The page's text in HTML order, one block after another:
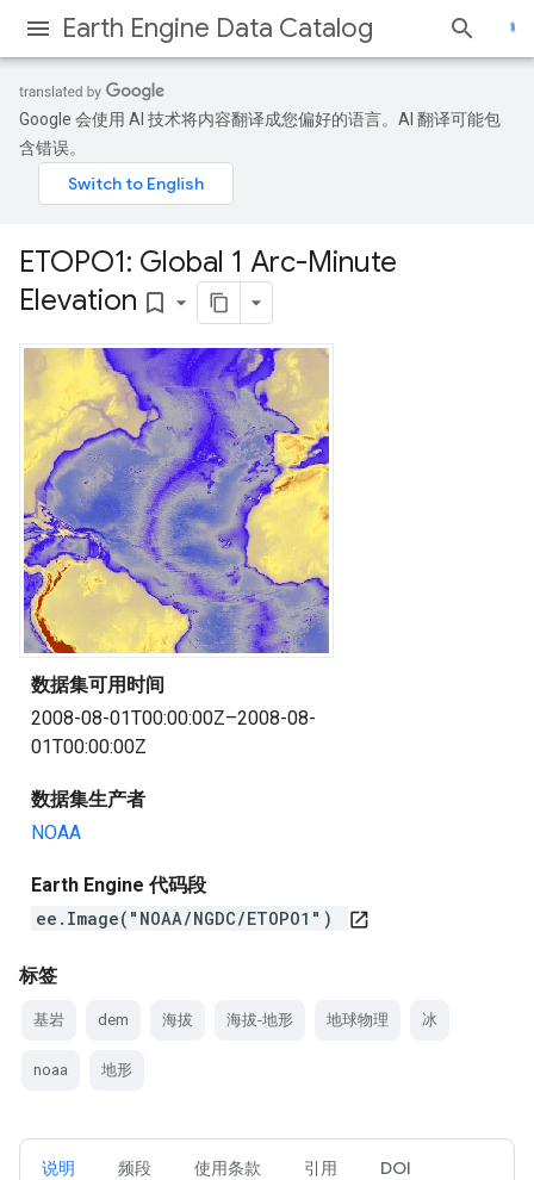
Earth Engine Data Catalog
Google 会使用 AI 技术将内容翻译成您偏好的语言。AI 翻译可能包
含错误。
ETOPO1: Global 1 Arc-Minute
Elevation bookmark_border
数据集可用时间
2008-08-01T00:00:00Z–2008-08-
01T00:00:00Z
数据集生产者
NOAA
Earth Engine 代码段
ee.Image("NOAA/NGDC/ETOPO1")
open_in_new
标签
基岩 dem 海拔 海拔-地形 地球物理 冰
noaa 地形
说明 频段 使用条款 引用 DOI